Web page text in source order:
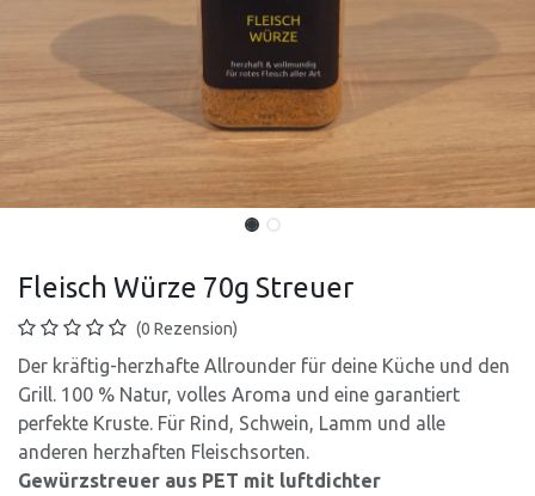
Fleisch Würze 70g Streuer
(0 Rezension)
Der kräftig-herzhafte Allrounder für deine Küche und den
Grill. 100 % Natur, volles Aroma und eine garantiert
perfekte Kruste. Für Rind, Schwein, Lamm und alle
anderen herzhaften Fleischsorten.
Gewürzstreuer aus PET mit luftdichter